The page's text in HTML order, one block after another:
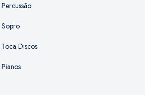
Percussão
Sopro
Toca Discos
Pianos